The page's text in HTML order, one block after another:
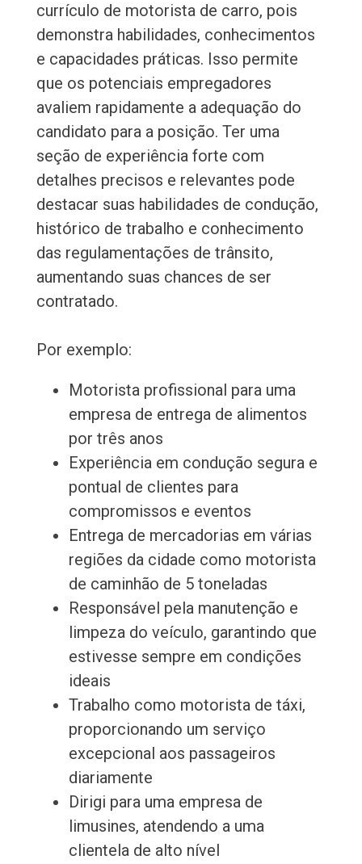
currículo de motorista de carro, pois
demonstra habilidades, conhecimentos
e capacidades práticas. Isso permite
que os potenciais empregadores
avaliem rapidamente a adequação do
candidato para a posição. Ter uma
seção de experiência forte com
detalhes precisos e relevantes pode
destacar suas habilidades de condução,
histórico de trabalho e conhecimento
das regulamentações de trânsito,
aumentando suas chances de ser
contratado.
Por exemplo:
Motorista profissional para uma
empresa de entrega de alimentos
por três anos
Experiência em condução segura e
pontual de clientes para
compromissos e eventos
Entrega de mercadorias em várias
regiões da cidade como motorista
de caminhão de 5 toneladas
Responsável pela manutenção e
limpeza do veículo, garantindo que
estivesse sempre em condições
ideais
Trabalho como motorista de táxi,
proporcionando um serviço
excepcional aos passageiros
diariamente
Dirigi para uma empresa de
limusines, atendendo a uma
clientela de alto nível